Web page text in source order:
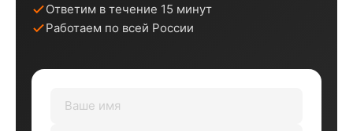
Ответим в течение 15 минут
Работаем по всей России